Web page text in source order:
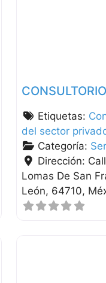
Etiquetas:
del sector
Categoría:
Dirección:
Lomas De San
León 64710